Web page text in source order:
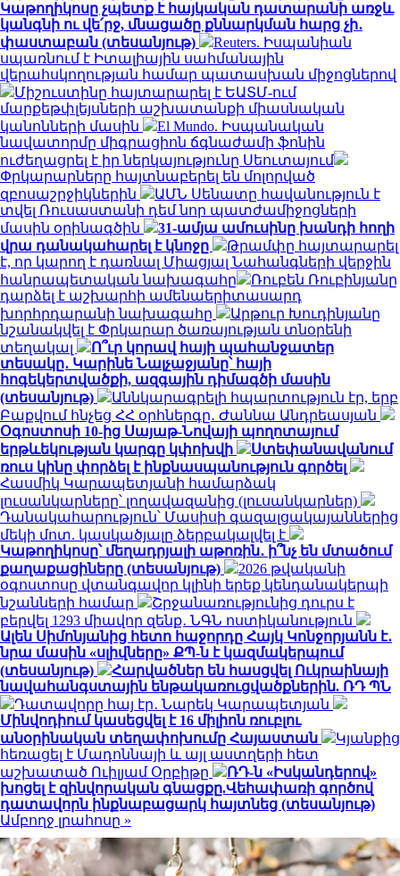
Կաթողիկոսը չպետք է հայկական դատարանի առջև
կանգնի ու վե՛րջ, մնացածը քննարկման հարց չի․
փաստաբան (տեսանյութ)
Reuters. Իսպանիան
սպառնում է Իտալիային սահմանային
վերահսկողության համար պատասխան միջոցներով
Միշուստինը հայտարարել է ԵԱՏՄ-ում
մարքեթփլեյսների աշխատանքի միասնական
կանոնների մասին
El Mundo. Իսպանական
նավատորմը միգրացիոն ճգնաժամի ֆոնին
ուժեղացրել է իր ներկայությունը Սեուտայում
Փրկարարները հայտնաբերել են մոլորված
զբոսաշրջիկներին
ԱՄՆ Սենատը հավանություն է
տվել Ռուսաստանի դեմ նոր պատժամիջոցների
մասին օրինագծին
31-ամյա ամուսինը խանդի հողի
վրա դանակահարել է կնոջը
Թրամփը հայտարարել
է, որ կարող է դառնալ Միացյալ Նահանգների վերջին
հանրապետական ​​նախագահը
Ռուբեն Ռուբինյանը
դարձել է աշխարհի ամենաերիտասարդ
խորհրդարանի նախագահը
Արթուր Խուդինյանը
նշանակվել է Փրկարար ծառայության տնօրենի
տեղակալ
Ո՞ւր կորավ հայի պահանջատեր
տեսակը․ Կարինե Նալչաջյանը՝ հայի
հոգեկերտվածքի, ազգային դիմագծի մասին
(տեսանյութ)
Աննկարագրելի հպարտություն էր, երբ
Բաքվում հնչեց ՀՀ օրհներգը․ Ժաննա Անդրեասյան
Օգոստոսի 10-ից Սայաթ-Նովայի պողոտայում
երթևեկության կարգը կփոխվի
Ստեփանավանում
ռուս կինը փորձել է ինքնասպանություն գործել
Հասմիկ Կարապետյանի համարձակ
լուսանկարները՝ լողավազանից (լուսանկարներ)
Դանակահարություն՝ Մասիսի գազալցակայաններից
մեկի մոտ. կասկածյալը ձերբակալվել է
Կաթողիկոսը՝ մեղադրյալի աթոռին․ ի՞նչ են մտածում
քաղաքացիները (տեսանյութ)
2026 թվականի
օգոստոսը վտանգավոր կլինի երեք կենդանակերպի
նշանների համար
Շրջանառությունից դուրս է
բերվել 1293 միավոր զենք․ ՆԳՆ ոստիկանություն
Ալեն Սիմոնյանից հետո հաջորդը Հայկ Կոնջորյանն է․
նրա մասին «սլիվները» ՔՊ-ն է կազմակերպում
(տեսանյութ)
Հարվածներ են հասցվել Ուկրաինայի
նավահանգստային ենթակառուցվածքներին. ՌԴ ՊՆ
Դատավորը հայ էր․ Նարեկ Կարապետյան
Մինվոդիում կասեցվել է 16 միլիոն ռուբլու
անօրինական տեղափոխումը Հայաստան
Կյանքից
հեռացել է Մադոննայի և այլ աստղերի հետ
աշխատած Ուիլյամ Օրբիթը
ՌԴ-ն «Իսկանդերով»
խոցել է զինվորական գնացքը.Վեհափառի գործով
դատավորն ինքնաբացարկ հայտնեց (տեսանյութ)
Ամբողջ լրահոսը »